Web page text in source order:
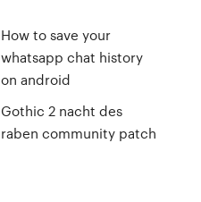
How to save your
whatsapp chat history
on android
Gothic 2 nacht des
raben community patch